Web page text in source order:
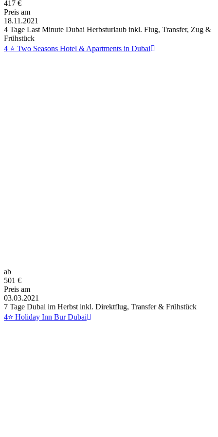
417 €
Preis am
18.11.2021
4 Tage Last Minute Dubai Herbsturlaub inkl. Flug, Transfer, Zug &
Frühstück
4 ⭐ Two Seasons Hotel & Apartments in Dubai
ab
501 €
Preis am
03.03.2021
7 Tage Dubai im Herbst inkl. Direktflug, Transfer & Frühstück
4⭐ Holiday Inn Bur Dubai